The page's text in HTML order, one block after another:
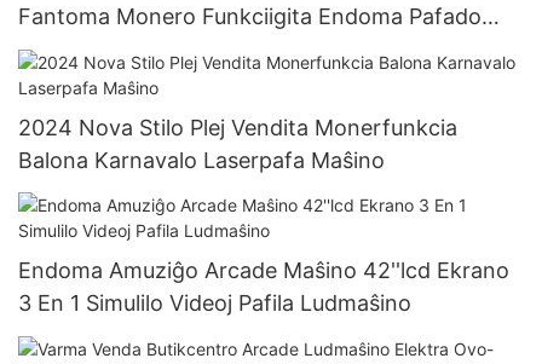
Fantoma Monero Funkciigita Endoma Pafado
Arcade Ludmaŝino
2024 Nova Stilo Plej Vendita Monerfunkcia
Balona Karnavalo Laserpafa Maŝino
Endoma Amuziĝo Arcade Maŝino 42''lcd Ekrano
3 En 1 Simulilo Videoj Pafila Ludmaŝino